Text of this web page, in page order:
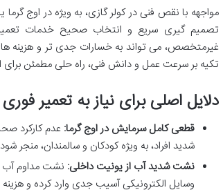
مواجهه با نقص فنی در کولر گازی، به ویژه در اوج
تصمیم گیری سریع و انتخاب صحیح خدمات
غیرمتخصص، می تواند به خسارات جدی تر و هزینه های
تکیه بر سرعت عمل و دانش فنی، راه حلی مطمئن برای
دلایل اصلی برای نیاز به تعمیر فوری
قطعی کامل سرمایش در اوج گرما: عدم کارکرد
شدید افراد، به ویژه کودکان و سالمندان،
نشت شدید آب از یونیت داخلی: نشت مداوم آب
وسایل الکترونیکی آسیب جدی وارد کرده و هزینه